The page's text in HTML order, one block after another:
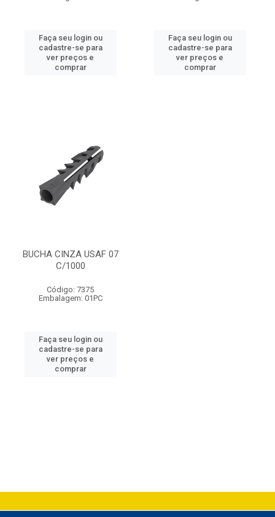
Faça seu login ou
cadastre-se para
ver preços e
comprar
Faça seu login ou
cadastre-se para
ver preços e
comprar
BUCHA CINZA USAF 07
C/1000
Código: 7375
Embalagem: 01PC
Faça seu login ou
cadastre-se para
ver preços e
comprar